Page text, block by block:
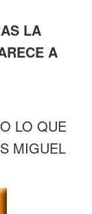
LA
A
LO QUE
MIGUEL